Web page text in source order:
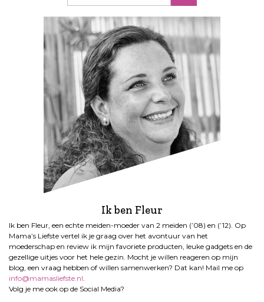
Ik ben Fleur
Ik ben Fleur, een echte meiden-moeder van 2 meiden (’08) en (’12). Op
Mama’s Liefste vertel ik je graag over het avontuur van het
moederschap en review ik mijn favoriete producten, leuke gadgets en de
gezellige uitjes voor het hele gezin. Mocht je willen reageren op mijn
blog, een vraag hebben of willen samenwerken? Dat kan! Mail me op
info@mamasliefste.nl.
Volg je me ook op de Social Media?